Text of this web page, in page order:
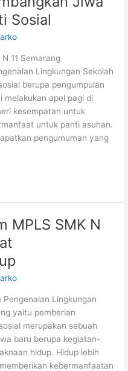
Sosial
11 Semarang
Lingkungan Sekolah
berupa pengumpulan
melakukan apel pagi di
kesempatan untuk
untuk panti asuhan.
pengumuman yang
MPLS SMK N
Lingkungan
yaitu pemberian
merupakan sebuah
baru berupa kegiatan-
hidup. Hidup lebih
kebermanfaatan